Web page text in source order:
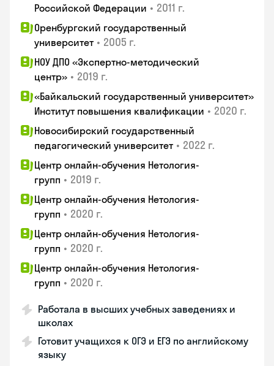
Российской Федерации • 2011 г.
Оренбургский государственный
университет • 2005 г.
НОУ ДПО «Экспертно-методический
центр» • 2019 г.
«Байкальский государственный университет»
Институт повышения квалификации • 2020 г.
Новосибирский государственный
педагогический университет • 2022 г.
Центр онлайн-обучения Нетология-
групп • 2019 г.
Центр онлайн-обучения Нетология-
групп • 2020 г.
Центр онлайн-обучения Нетология-
групп • 2020 г.
Центр онлайн-обучения Нетология-
групп • 2020 г.
Работала в высших учебных заведениях и
школах
Готовит учащихся к ОГЭ и ЕГЭ по английскому
языку